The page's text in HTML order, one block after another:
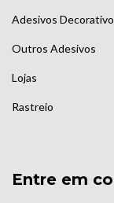
Adesivos
Outros Adesivos
Lojas
Rastreio
Entre em